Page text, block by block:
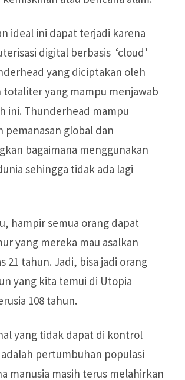
ideal ini dapat terjadi karena
digital berbasis ‘cloud’
yang diciptakan oleh
yang mampu menjawab
ini. Thunderhead mampu
pemanasan global dan
bagaimana menggunakan
sehingga tidak ada lagi
hampir semua orang dapat
yang mereka mau asalkan
21 tahun. Jadi, bisa jadi orang
yang kita temui di Utopia
108 tahun.
yang tidak dapat di kontrol
pertumbuhan populasi
manusia masih terus melahirkan